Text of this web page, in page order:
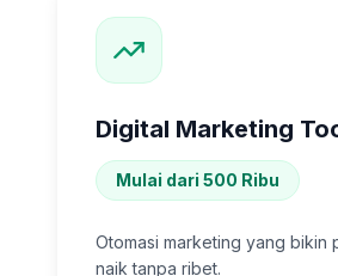
Digital Marketing
Mulai dari 500 Ribu
Otomasi marketing yang bikin
naik tanpa ribet.